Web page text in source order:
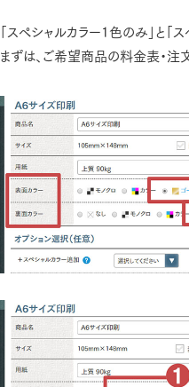
「スペシャルカラー1色のみ」と「
まずは、ご希望商品の料金表・注